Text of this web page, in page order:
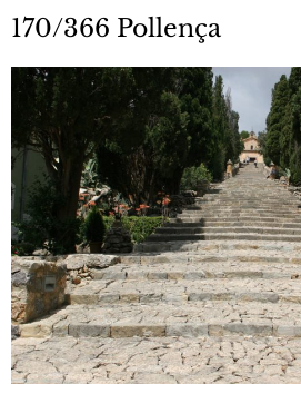
170/366 Pollença